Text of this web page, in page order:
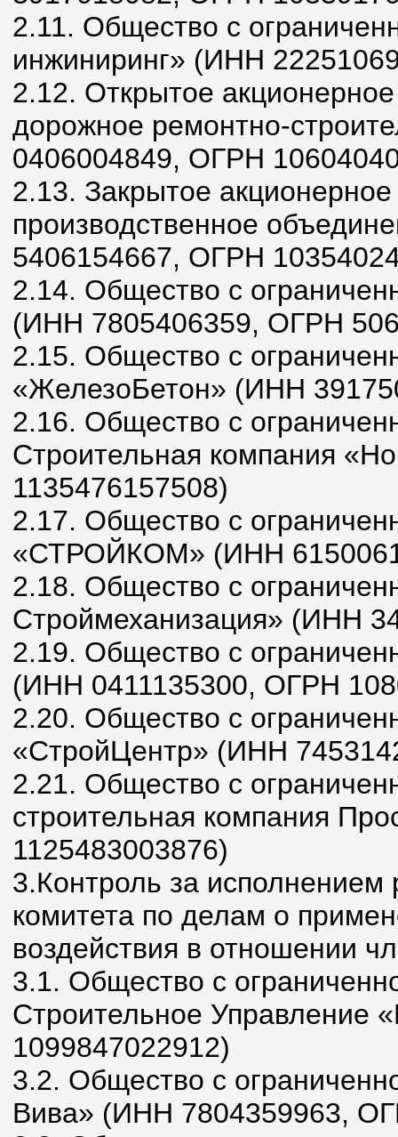
2.11. Общество с
инжиниринг» (ИНН
2.12. Открытое
дорожное ремонтно-
0406004849, ОГРН
2.13. Закрытое
производственное
5406154667, ОГРН
2.14. Общество с
(ИНН 7805406359, ОГРН
2.15. Общество с
«ЖелезоБетон» (ИНН
2.16. Общество с
Строительная компания
1135476157508)
2.17. Общество с
«СТРОЙКОМ» (ИНН
2.18. Общество с
Строймеханизация» (ИНН
2.19. Общество с
(ИНН 0411135300, ОГРН
2.20. Общество с
«СтройЦентр» (ИНН
2.21. Общество с
строительная компания
1125483003876)
3.Контроль за
комитета по делам о
воздействия в отношении
3.1. Общество с
Строительное
1099847022912)
3.2. Общество с
Вива» (ИНН 7804359963,